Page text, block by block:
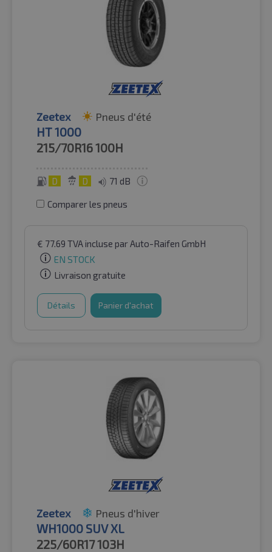
Zeetex Pneus d'été
HT 1000
215/70R16100H
D D 71 dB
Comparer les pneus
€ 77.69 TVA incluse par Auto-Raifen GmbH
EN STOCK
Livraison gratuite
Détails Panier d'achat
Zeetex Pneus d'hiver
WH1000 SUV XL
225/60R17103H